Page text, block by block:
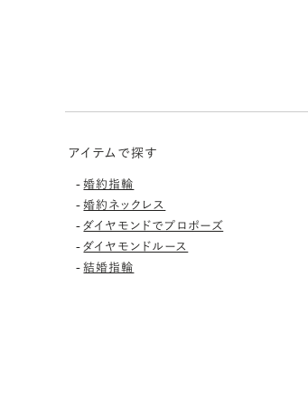
アイテムで探す
-婚約指輪
-婚約ネックレス
-ダイヤモンドでプロポーズ
-ダイヤモンドルース
-結婚指輪